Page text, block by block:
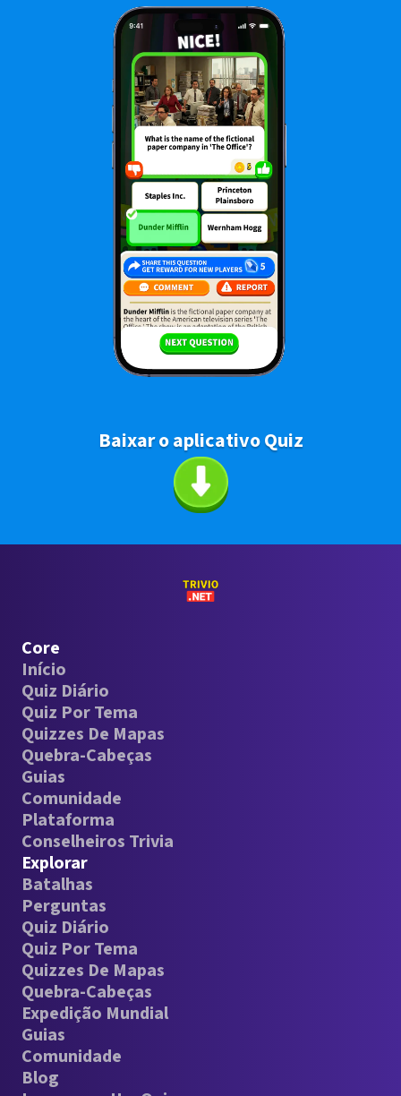
Baixar o aplicativo Quiz
Core
Início
Quiz Diário
Quiz Por Tema
Quizzes De Mapas
Quebra-Cabeças
Guias
Comunidade
Plataforma
Conselheiros Trivia
Explorar
Batalhas
Perguntas
Quiz Diário
Quiz Por Tema
Quizzes De Mapas
Quebra-Cabeças
Expedição Mundial
Guias
Comunidade
Blog